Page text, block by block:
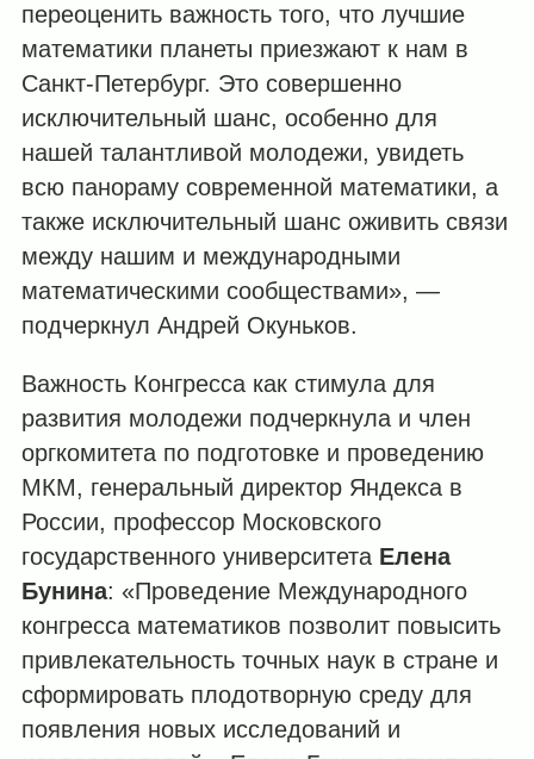
переоценить важность того, что лучшие
математики планеты приезжают к нам в
Санкт-Петербург. Это совершенно
исключительный шанс, особенно для
нашей талантливой молодежи, увидеть
всю панораму современной математики, а
также исключительный шанс оживить связи
между нашим и международными
математическими сообществами», —
подчеркнул Андрей Окуньков.
Важность Конгресса как стимула для
развития молодежи подчеркнула и член
оргкомитета по подготовке и проведению
МКМ, генеральный директор Яндекса в
России, профессор Московского
государственного университета Елена
Бунина: «Проведение Международного
конгресса математиков позволит повысить
привлекательность точных наук в стране и
сформировать плодотворную среду для
появления новых исследований и